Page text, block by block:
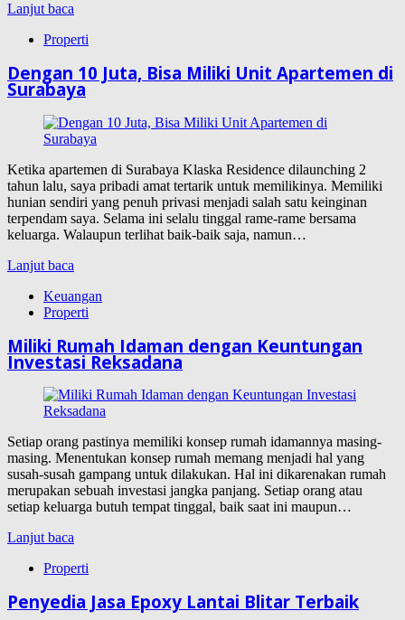
Lanjut baca
Properti
Dengan 10 Juta, Bisa Miliki Unit Apartemen di
Surabaya
Ketika apartemen di Surabaya Klaska Residence dilaunching 2
tahun lalu, saya pribadi amat tertarik untuk memilikinya. Memiliki
hunian sendiri yang penuh privasi menjadi salah satu keinginan
terpendam saya. Selama ini selalu tinggal rame-rame bersama
keluarga. Walaupun terlihat baik-baik saja, namun…
Lanjut baca
Keuangan
Properti
Miliki Rumah Idaman dengan Keuntungan
Investasi Reksadana
Setiap orang pastinya memiliki konsep rumah idamannya masing-
masing. Menentukan konsep rumah memang menjadi hal yang
susah-susah gampang untuk dilakukan. Hal ini dikarenakan rumah
merupakan sebuah investasi jangka panjang. Setiap orang atau
setiap keluarga butuh tempat tinggal, baik saat ini maupun…
Lanjut baca
Properti
Penyedia Jasa Epoxy Lantai Blitar Terbaik